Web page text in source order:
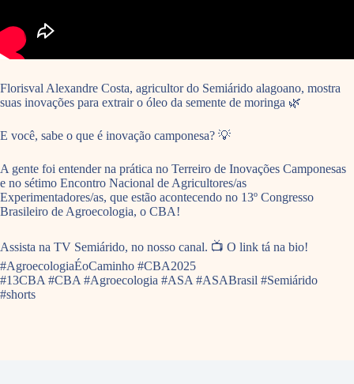
Florisval Alexandre Costa, agricultor do Semiárido alagoano, mostra
suas inovações para extrair o óleo da semente de moringa 🌿
E você, sabe o que é inovação camponesa? 💡
A gente foi entender na prática no Terreiro de Inovações Camponesas
e no sétimo Encontro Nacional de Agricultores/as
Experimentadores/as, que estão acontecendo no 13º Congresso
Brasileiro de Agroecologia, o CBA!
Assista na TV Semiárido, no nosso canal. 📺 O link tá na bio!
#AgroecologiaÉoCaminho #CBA2025
#13CBA #CBA #Agroecologia #ASA #ASABrasil #Semiárido
#shorts